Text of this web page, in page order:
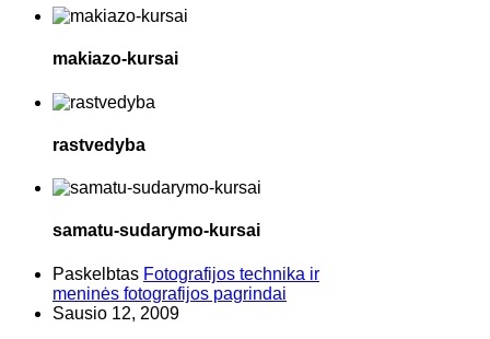
makiazo-kursai
rastvedyba
samatu-sudarymo-kursai
Paskelbtas Fotografijos technika ir
meninės fotografijos pagrindai
Sausio 12, 2009